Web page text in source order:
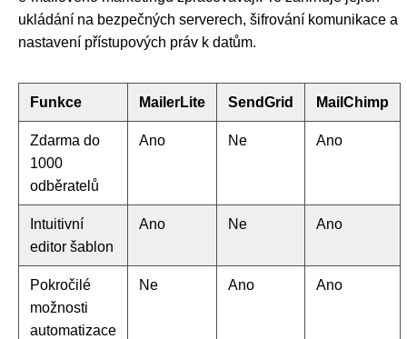
ukládání na bezpečných serverech, šifrování komunikace a
nastavení přístupových práv k datům.
Funkce MailerLite SendGrid MailChimp
Zdarma do
1000
odběratelů
Ano Ne Ano
Intuitivní
editor šablon
Ano Ne Ano
Pokročilé
možnosti
automatizace
Ne Ano Ano